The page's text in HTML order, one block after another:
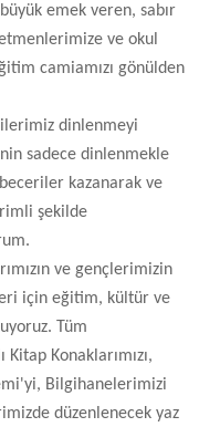
emek veren, sabır
ve okul
camiamızı gönülden
dinlenmeyi
sadece dinlenmekle
kazanarak ve
şekilde
ve gençlerimizin
için eğitim, kültür ve
Tüm
Konaklarımızı,
Bilgihanelerimizi
düzenlenecek yaz